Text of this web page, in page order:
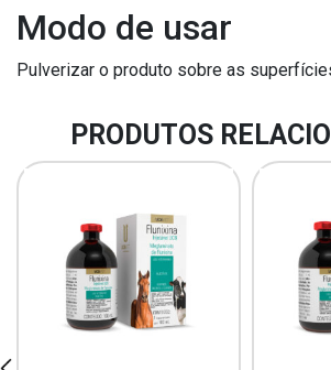
Modo de usar
Pulverizar o produto sobre as
PRODUTOS